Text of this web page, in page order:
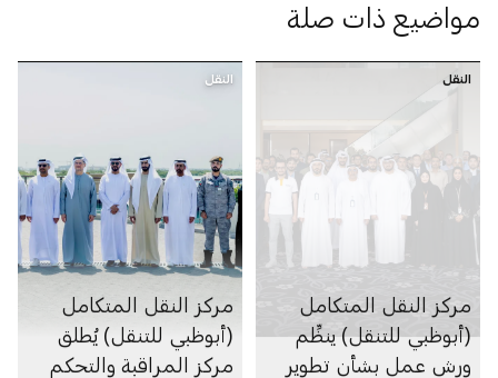
مواضيع ذات صلة
النقل
مركز النقل المتكامل
(أبوظبي للتنقل) ينظِّم
ورش عمل بشأن تطوير
النقل
مركز النقل المتكامل
(أبوظبي للتنقل) يُطلق
مركز المراقبة والتحكم